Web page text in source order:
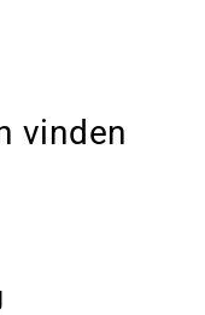
vinden